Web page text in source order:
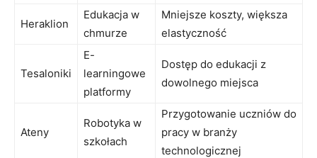
Heraklion
Edukacja w
chmurze
Mniejsze koszty, większa
elastyczność
Tesaloniki
E-
learningowe
platformy
Dostęp do edukacji z
dowolnego miejsca
Ateny
Robotyka w
szkołach
Przygotowanie uczniów do
pracy w branży
technologicznej